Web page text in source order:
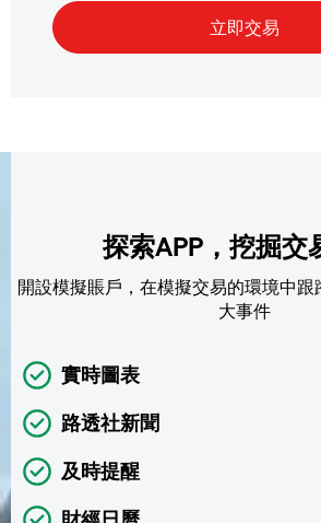
探索APP，挖掘交
開設模擬賬戶，在模擬交易的環境中
大事件
實時圖表
路透社新聞
及時提醒
財經日曆